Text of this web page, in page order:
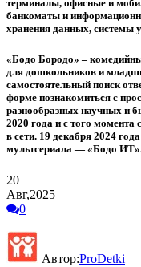
терминалы, офисные и
банкоматы и
хранения данных, системы
«Бодо Бородо» –
для дошкольников и
самостоятельный поиск
форме познакомиться с
разнообразных научных и
2020 года и с того момента
в сети. 19 декабря 2024
мультсериала — «Бодо
20
Авг,2025
0
Автор:ProDetki